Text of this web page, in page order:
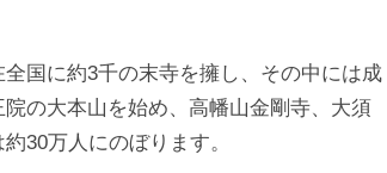
国に約3千の末寺を擁し、その中には成
の大本山を始め、高幡山金剛寺、大須
30万人にのぼります。